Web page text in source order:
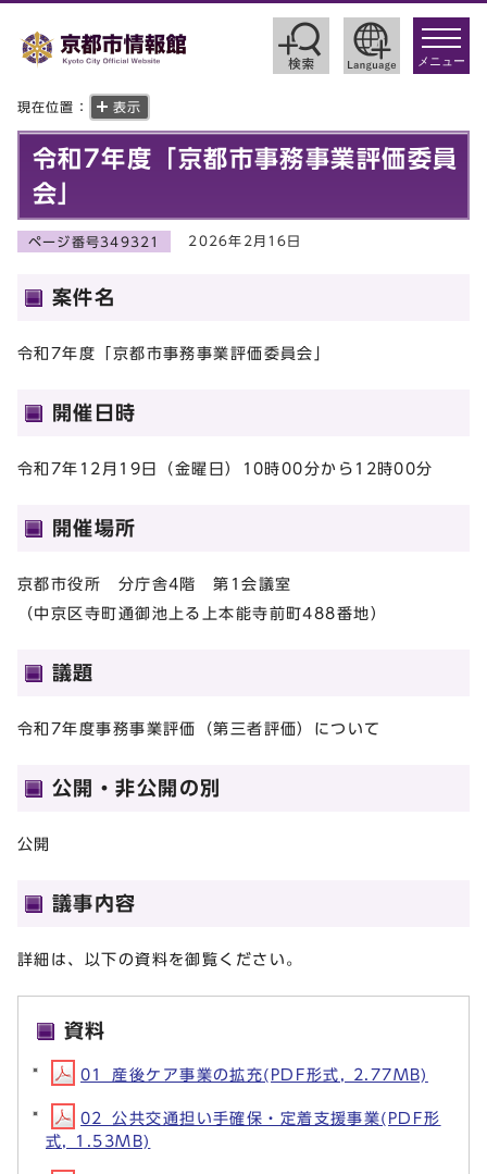
toggle
メニュー
現在位置： 表示
令和7年度「京都市事務事業評価委員
会」
ページ番号349321 2026年2月16日
案件名
令和7年度「京都市事務事業評価委員会」
開催日時
令和7年12月19日（金曜日）10時00分から12時00分
開催場所
京都市役所 分庁舎4階 第1会議室
（中京区寺町通御池上る上本能寺前町488番地）
議題
令和7年度事務事業評価（第三者評価）について
公開・非公開の別
公開
議事内容
詳細は、以下の資料を御覧ください。
資料
01_産後ケア事業の拡充(PDF形式, 2.77MB)
02_公共交通担い手確保・定着支援事業(PDF形
式, 1.53MB)